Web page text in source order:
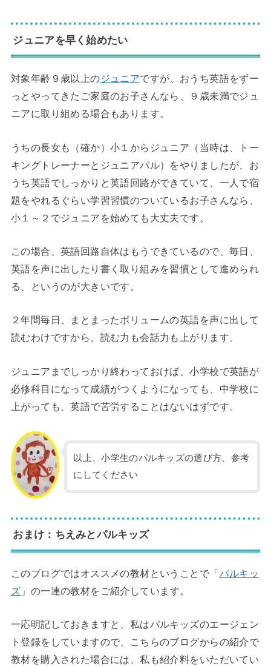
ジュニアを早く始めたい
対象年齢９歳以上のジュニアですが、おうち英語をずー
っとやってきたご家庭のお子さんなら、９歳未満でジュ
ニアに取り組める場合もあります。
うちの長女も（確か）小１からジュニア（当時は、トー
キングトレーナーとジュニアパル）をやりましたが、お
うち英語でしっかりと英語回路ができていて、一人で宿
題をやれるぐらい学習習慣のついているお子さんなら、
小１～２でジュニアを始めても大丈夫です。
この場合、英語回路自体はもうできているので、毎日、
英語を声に出したり書く取り組みを習慣として進められ
る、というのが大きいです。
２年間毎日、まとまったボリュームの英語を声に出して
読むわけですから、読む力も会話力も上がります。
ジュニアまでしっかり終わっておけば、小学校で英語が
必修科目になって成績がつくようになっても、中学校に
上がっても、英語で苦労することはないはずです。
以上、小学生のパルキッズの選び方、参考
にしてください
おまけ：ちえみとパルキッズ
このブログではオススメの教材ということで「パルキッ
ズ 」の一連の教材をご紹介しています。
一応明記しておきますと、私はパルキッズのエージェン
ト登録をしていますので、こちらのブログからの紹介で
教材を購入された場合には、私も紹介料をいただいてい